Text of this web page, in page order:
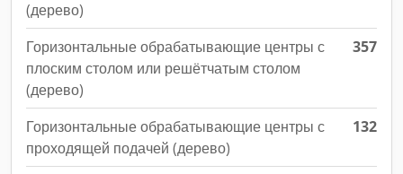
(дерево)
Горизонтальные обрабатывающие центры с
плоским столом или решётчатым столом
(дерево)
357
Горизонтальные обрабатывающие центры с
проходящей подачей (дерево)
132